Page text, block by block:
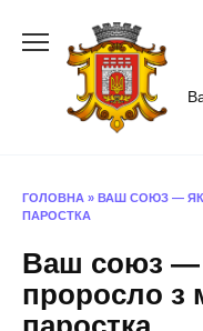
ГОЛОВНА » ВАШ СОЮЗ —
ПАРОСТКА
Ваш союз —
проросло з